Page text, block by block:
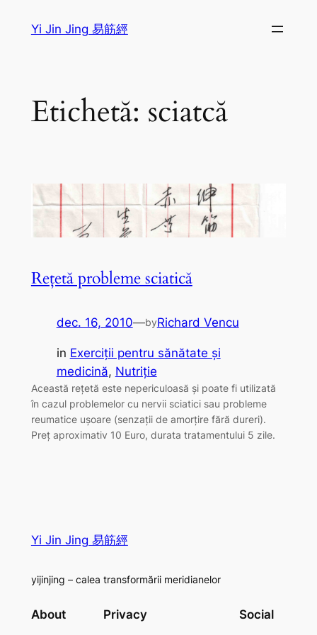
Yi Jin Jing 易筋經
Etichetă: sciatcă
Rețetă probleme sciatică
dec. 16, 2010—byRichard Vencu
in Exerciţii pentru sănătate şi
medicină, Nutriţie
Această rețetă este nepericuloasă și poate fi utilizată
în cazul problemelor cu nervii sciatici sau probleme
reumatice ușoare (senzații de amorțire fără dureri).
Preț aproximativ 10 Euro, durata tratamentului 5 zile.
Yi Jin Jing 易筋經
yijinjing – calea transformării meridianelor
About Privacy Social